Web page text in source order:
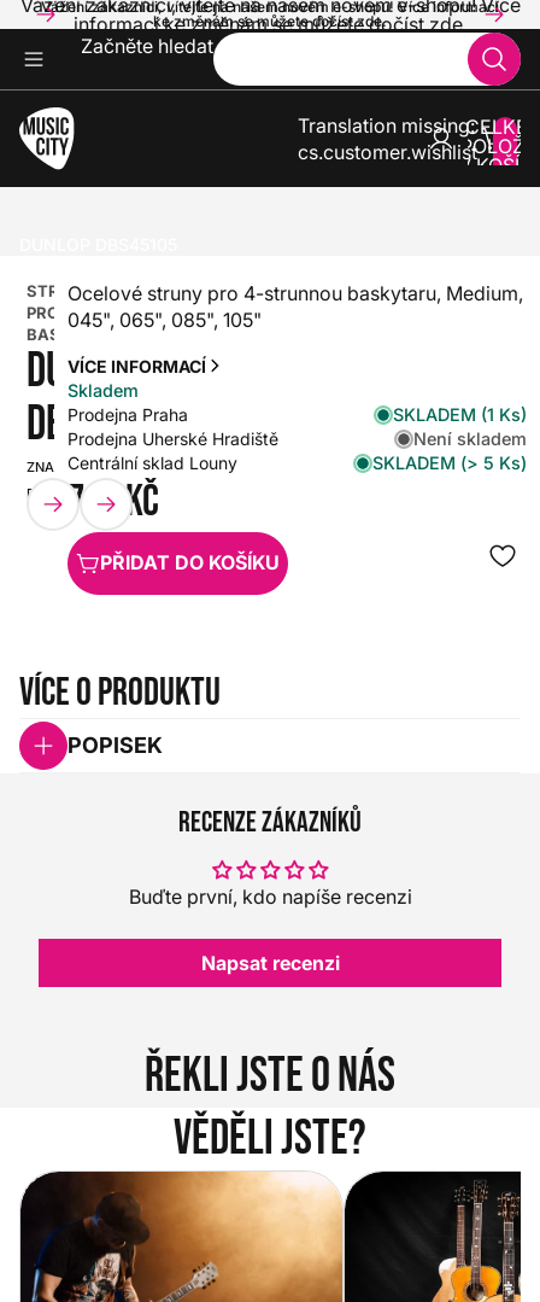
Vážení zákazníci, vítejte na našem novém e-shopu! Více informací
ke změnám se můžete dočíst zde.
Vážení zákazníci, vítejte na našem novém e-shopu! Více
informací ke změnám se můžete dočíst zde.
Začněte hledat
Translation missing:
cs.customer.wishlist
V
0
STRUNY
PRO
BASKYTARU
DUNLOP
DBS45105
ZNAČKA:
DUNLOP
SKU:
HX0000000030073
Ocelové struny pro 4-strunnou baskytaru, Medium,
045", 065", 085", 105"
VÍCE INFORMACÍ
Skladem
Prodejna Praha
SKLADEM (1 Ks)
Prodejna Uherské Hradiště
Není skladem
Centrální sklad Louny
SKLADEM (> 5 Ks)
719 Kč
PŘIDAT DO KOŠÍKU
Více o produktu
POPISEK
Recenze zákazníků
Buďte první, kdo napíše recenzi
Napsat recenzi
Řekli jste o nás
Věděli jste?
Vítejte na novém e-shopu Music
City
Jak vybrat